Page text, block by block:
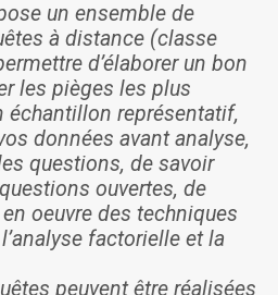
un ensemble de
à distance (classe
d’élaborer un bon
les pièges les plus
échantillon représentatif,
données avant analyse,
questions, de savoir
ouvertes, de
oeuvre des techniques
factorielle et la
peuvent être réalisées